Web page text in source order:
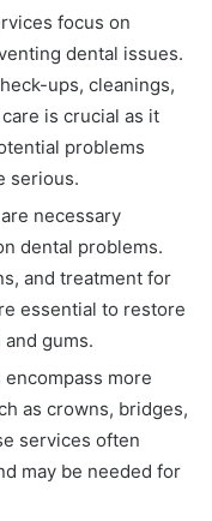
focus on
dental issues.
ups, cleanings,
is crucial as it
problems
serious.
necessary
dental problems.
and treatment for
essential to restore
gums.
more
as crowns, bridges,
services often
may be needed for